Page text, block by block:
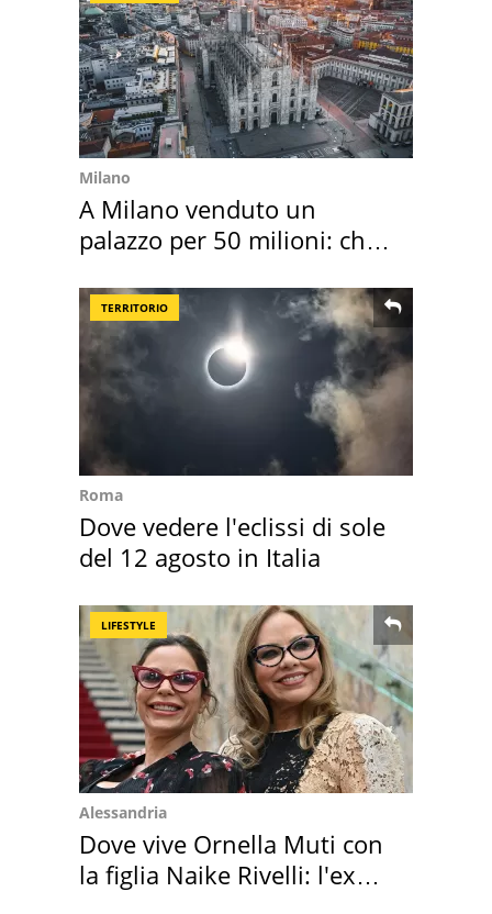
Milano
A Milano venduto un
palazzo per 50 milioni: chi
TERRITORIO
Roma
Dove vedere l'eclissi di sole
del 12 agosto in Italia
LIFESTYLE
Alessandria
Dove vive Ornella Muti con
la figlia Naike Rivelli: l'ex